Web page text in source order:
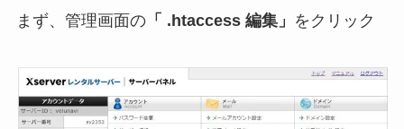
まず、管理画面の「 .htaccess 編集」 をクリック